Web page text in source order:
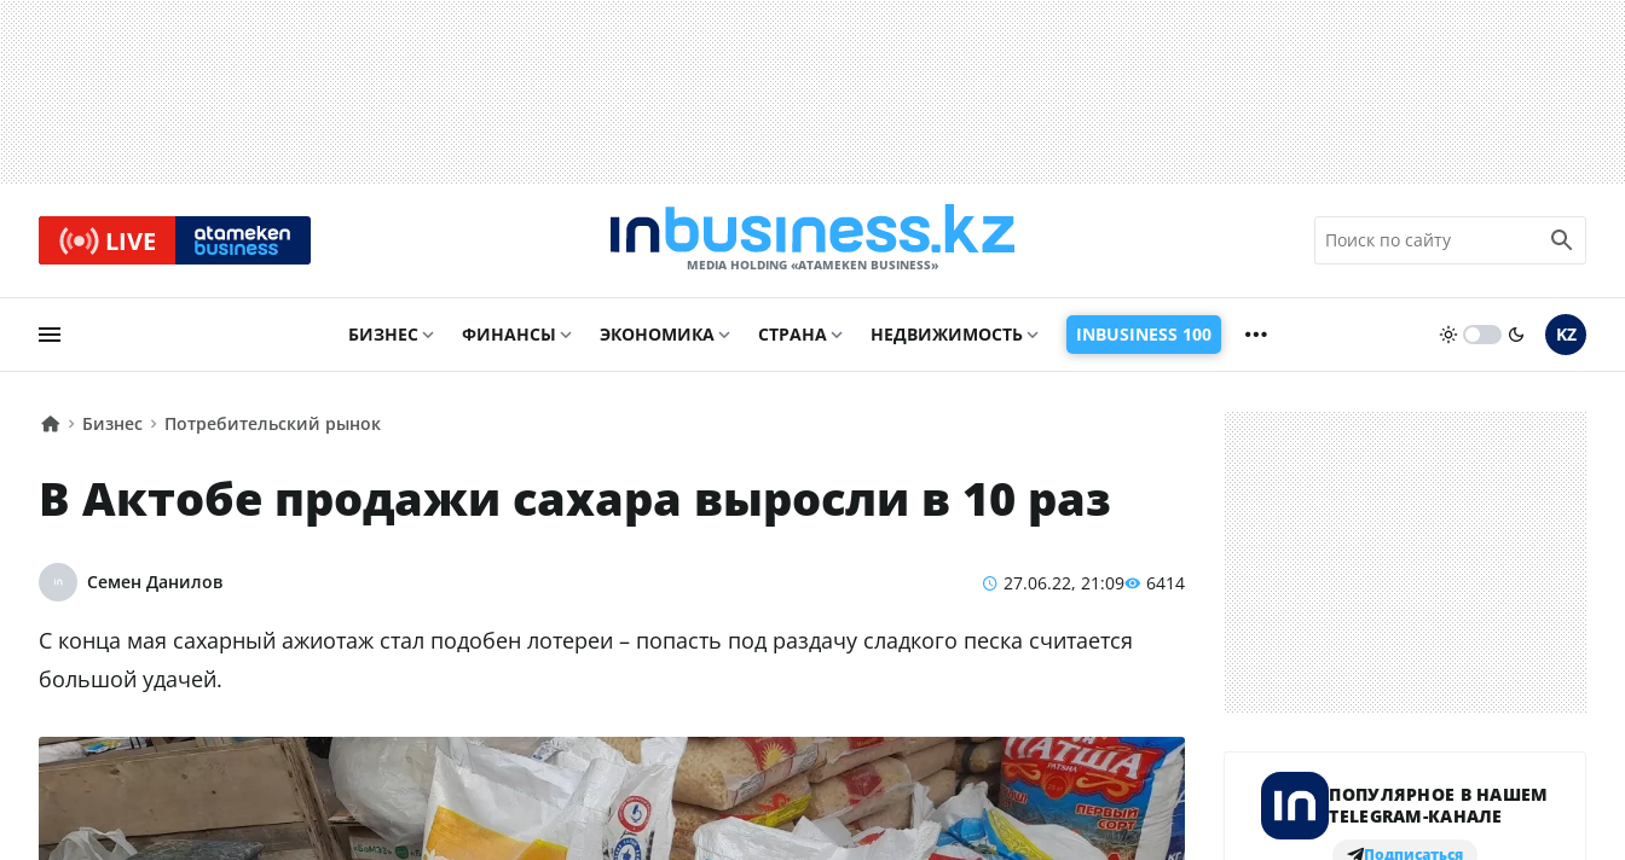
LIVE
MEDIA HOLDING «ATAMEKЕN BUSINESS»
БИЗНЕС ФИНАНСЫ ЭКОНОМИКА СТРАНА НЕДВИЖИМОСТЬ INBUSINESS 100 KZ
Бизнес Потребительский рынок
В Актобе продажи сахара выросли в 10 раз
Семен Данилов 27.06.22, 21:09 6414
С конца мая сахарный ажиотаж стал подобен лотереи – попасть под раздачу сладкого песка считается
большой удачей.